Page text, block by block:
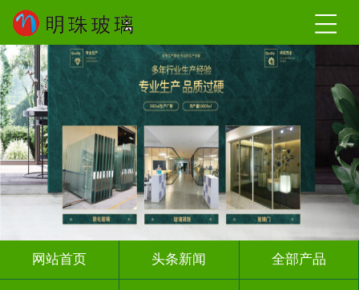
网站首页 头条新闻 全部产品